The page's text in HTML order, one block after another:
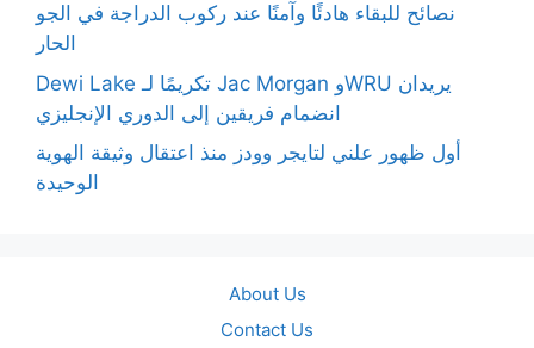
نصائح للبقاء هادئًا وآمنًا عند ركوب الدراجة في الجو
الحار
Dewi Lake تكريمًا لـ Jac Morgan وWRU يريدان
انضمام فريقين إلى الدوري الإنجليزي
أول ظهور علني لتايجر وودز منذ اعتقال وثيقة الهوية
الوحيدة
About Us
Contact Us